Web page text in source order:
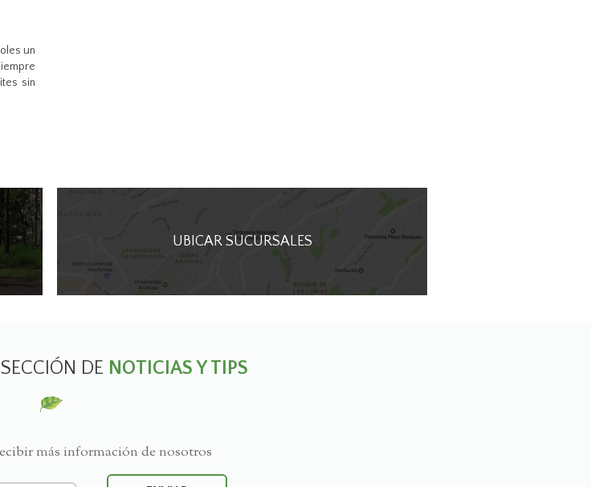
un
sin
UBICAR SUCURSALES
DE NOTICIAS Y TIPS
más información de nosotros